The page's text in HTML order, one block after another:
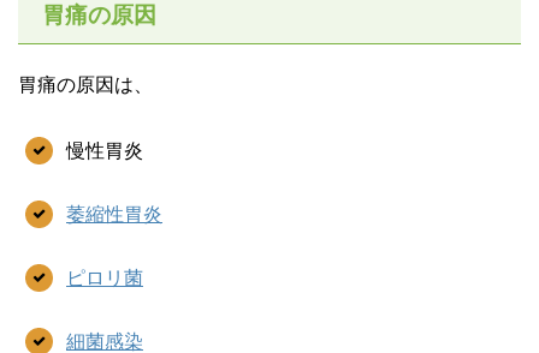
胃痛の原因
胃痛の原因は、
慢性胃炎
萎縮性胃炎
ピロリ菌
細菌感染